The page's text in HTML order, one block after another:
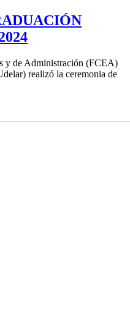
y de Administración (FCEA)
realizó la ceremonia de